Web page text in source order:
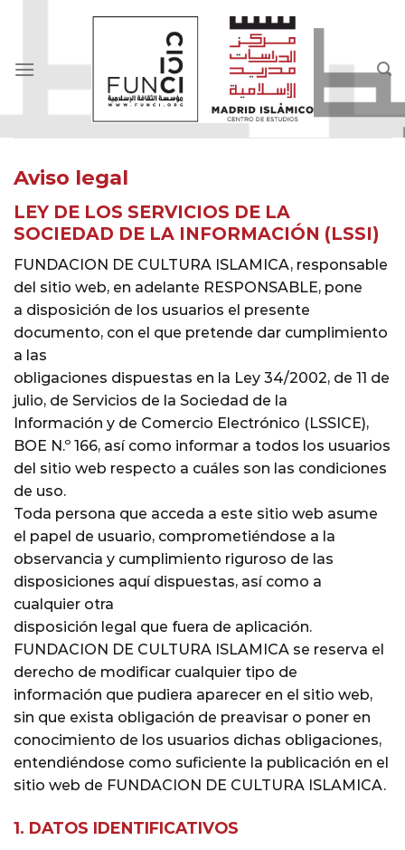
Aviso legal
LEY DE LOS SERVICIOS DE LA
SOCIEDAD DE LA INFORMACIÓN (LSSI)
FUNDACION DE CULTURA ISLAMICA, responsable
del sitio web, en adelante RESPONSABLE, pone
a disposición de los usuarios el presente
documento, con el que pretende dar cumplimiento
a las
obligaciones dispuestas en la Ley 34/2002, de 11 de
julio, de Servicios de la Sociedad de la
Información y de Comercio Electrónico (LSSICE),
BOE N.º 166, así como informar a todos los usuarios
del sitio web respecto a cuáles son las condiciones
de uso.
Toda persona que acceda a este sitio web asume
el papel de usuario, comprometiéndose a la
observancia y cumplimiento riguroso de las
disposiciones aquí dispuestas, así como a
cualquier otra
disposición legal que fuera de aplicación.
FUNDACION DE CULTURA ISLAMICA se reserva el
derecho de modificar cualquier tipo de
información que pudiera aparecer en el sitio web,
sin que exista obligación de preavisar o poner en
conocimiento de los usuarios dichas obligaciones,
entendiéndose como suficiente la publicación en el
sitio web de FUNDACION DE CULTURA ISLAMICA.
1. DATOS IDENTIFICATIVOS